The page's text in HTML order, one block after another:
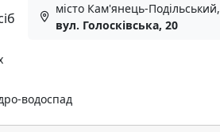
місто Кам'янець-Подільський,
вул. Голосківська, 20
водоспад